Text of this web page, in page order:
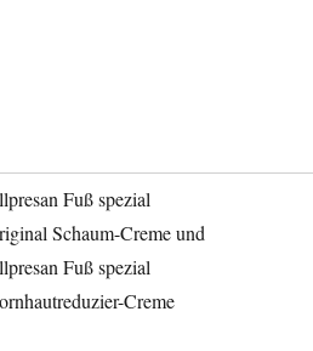
Fuß spezial
Schaum-Creme und
Fuß spezial
Creme